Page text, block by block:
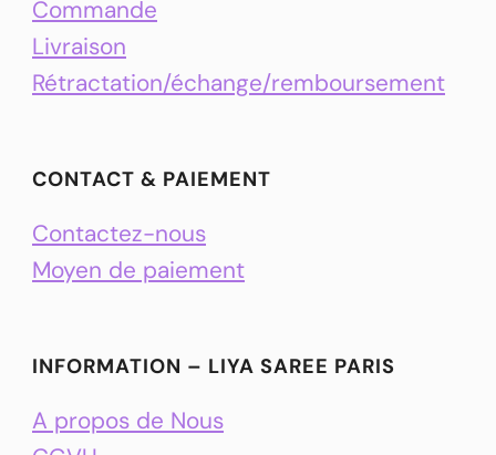
Commande
Livraison
Rétractation/échange/remboursement
CONTACT & PAIEMENT
Contactez-nous
Moyen de paiement
INFORMATION – LIYA SAREE PARIS
A propos de Nous